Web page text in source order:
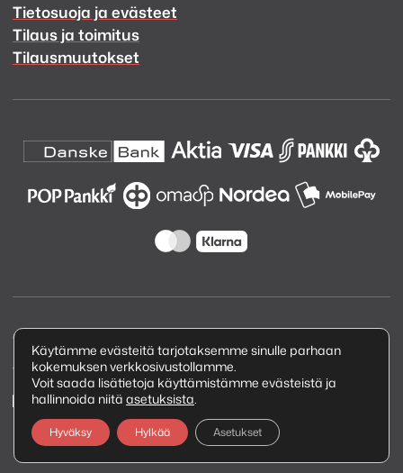
Tietosuoja ja evästeet
Tilaus ja toimitus
Tilausmuutokset
Copyright © 2026 Kuva ja Ääni Oy
Tietosuojaseloste
Käytämme evästeitä tarjotaksemme sinulle parhaan
kokemuksen verkkosivustollamme.
Voit saada lisätietoja käyttämistämme evästeistä ja
hallinnoida niitä asetuksista.
Hyväksy Hylkää Asetukset